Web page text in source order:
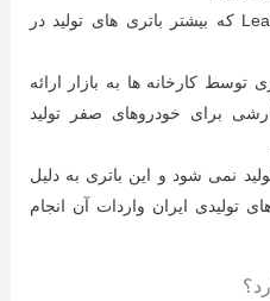
Lead-calcium که بیشتر باتری های تولید در
توسط کارخانه ها به بازار ارائه
برای خودروهای صفر تولید
نمی شود و این باتری به دلیل
های تولیدی ایران واردات آن انجام